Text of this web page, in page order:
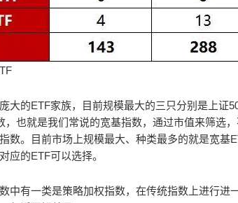
大的ETF家族，目前规模最大的三只分别是上证
，也就是我们常说的宽基指数，通过市值来筛选
数。目前市场上规模最大、种类最多的就是宽
应的ETF可以选择。
中有一类是策略加权指数，在传统指数上进行